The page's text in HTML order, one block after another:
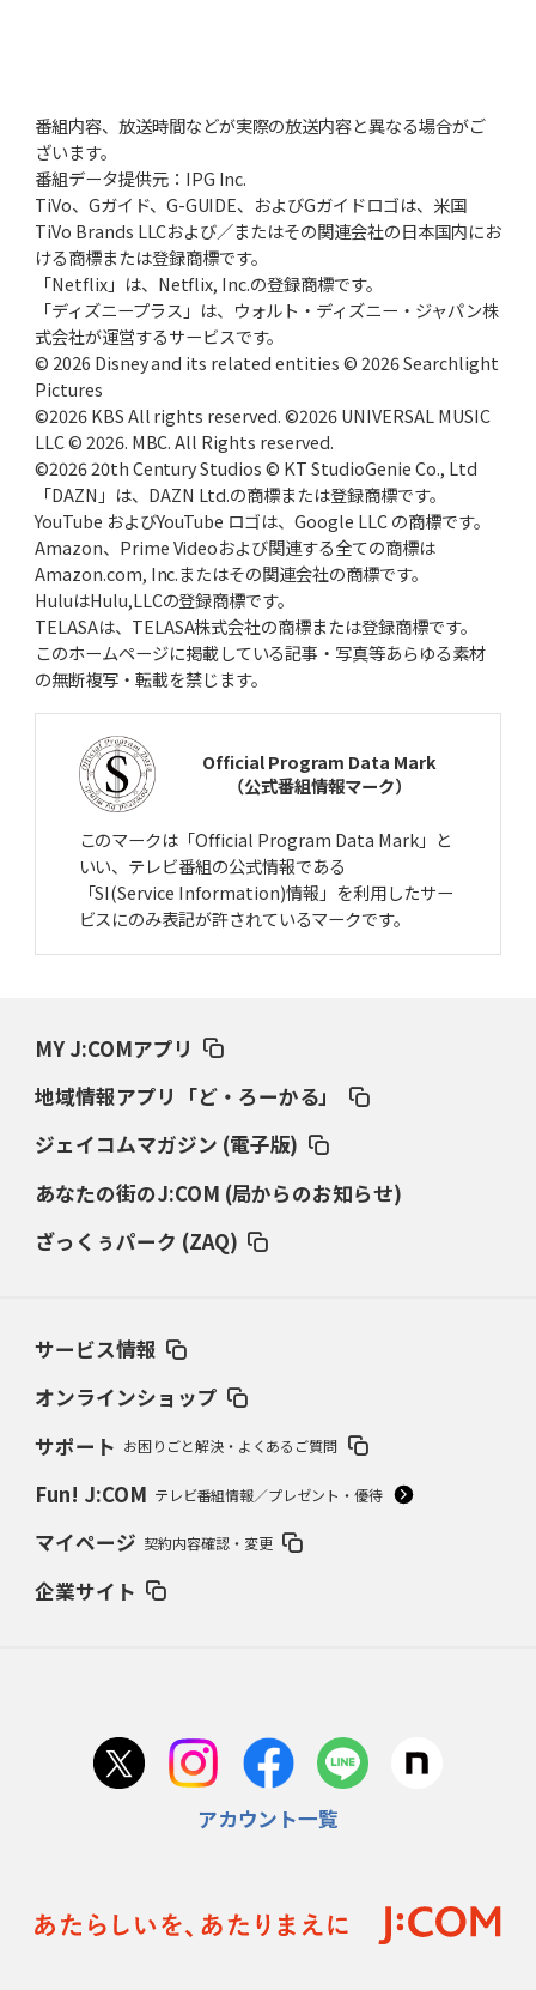
番組内容、放送時間などが実際の放送内容と異なる場合がご
ざいます。
番組データ提供元：IPG Inc.
TiVo、Gガイド、G-GUIDE、およびGガイドロゴは、米国
TiVo Brands LLCおよび／またはその関連会社の日本国内にお
ける商標または登録商標です。
「Netflix」は、Netflix, Inc.の登録商標です。
「ディズニープラス」は、ウォルト・ディズニー・ジャパン株
式会社が運営するサービスです。
© 2026 Disney and its related entities © 2026 Searchlight
Pictures
©2026 KBS All rights reserved. ©2026 UNIVERSAL MUSIC
LLC © 2026. MBC. All Rights reserved.
©2026 20th Century Studios © KT StudioGenie Co., Ltd
「DAZN」は、DAZN Ltd.の商標または登録商標です。
YouTube およびYouTube ロゴは、Google LLC の商標です。
Amazon、Prime Videoおよび関連する全ての商標は
Amazon.com, Inc.またはその関連会社の商標です。
HuluはHulu,LLCの登録商標です。
TELASAは、TELASA株式会社の商標または登録商標です。
このホームページに掲載している記事・写真等あらゆる素材
の無断複写・転載を禁じます。
Official Program Data Mark
（公式番組情報マーク）
このマークは「Official Program Data Mark」と
いい、テレビ番組の公式情報である
「SI(Service Information)情報」を利用したサー
ビスにのみ表記が許されているマークです。
MY J:COMアプリ
地域情報アプリ「ど・ろーかる」
ジェイコムマガジン (電子版)
あなたの街のJ:COM (局からのお知らせ)
ざっくぅパーク (ZAQ)
サービス情報
オンラインショップ
サポート お困りごと解決・よくあるご質問
Fun! J:COM テレビ番組情報／プレゼント・優待
マイページ 契約内容確認・変更
企業サイト
アカウント一覧